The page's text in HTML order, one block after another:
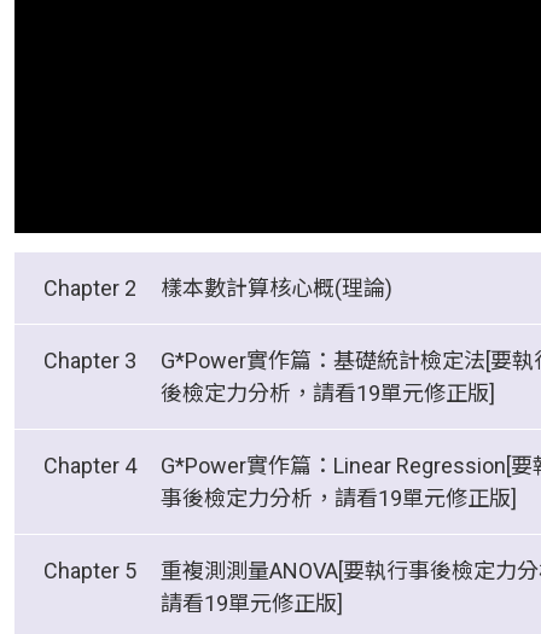
Chapter 2 樣本數計算核心概(理論)
01-為何要計算樣本數？
02-樣本數計算基本概念
03-影響樣本數因素
Chapter 3
G*Power實作篇：基礎統計檢定法[要執
後檢定力分析，請看19單元修正版]
05-GPower下載、安裝與啟動 [本單元開始實作]
06-GPower介面與操作說明
07-平均數差異：t檢定與無母數分析 [本單元有最詳細的操作
Chapter 4
G*Power實作篇：Linear Regression[要
事後檢定力分析，請看19單元修正版]
12-簡單線性迴歸
13-不同複線性迴歸法應用場景介紹含脫落率(流失率)樣本數
Chapter 5
重複測測量ANOVA[要執行事後檢定力
請看19單元修正版]